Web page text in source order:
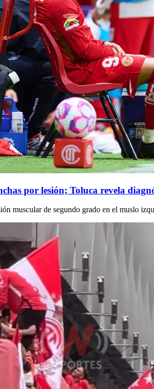
por lesión; Toluca revela
muscular de segundo grado en el muslo